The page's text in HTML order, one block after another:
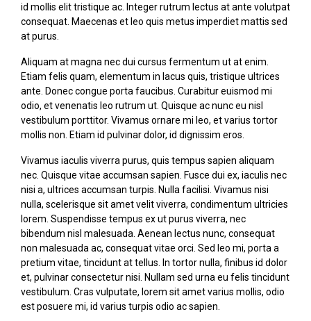
id mollis elit tristique ac. Integer rutrum lectus at ante volutpat
consequat. Maecenas et leo quis metus imperdiet mattis sed
at purus.
Aliquam at magna nec dui cursus fermentum ut at enim.
Etiam felis quam, elementum in lacus quis, tristique ultrices
ante. Donec congue porta faucibus. Curabitur euismod mi
odio, et venenatis leo rutrum ut. Quisque ac nunc eu nisl
vestibulum porttitor. Vivamus ornare mi leo, et varius tortor
mollis non. Etiam id pulvinar dolor, id dignissim eros.
Vivamus iaculis viverra purus, quis tempus sapien aliquam
nec. Quisque vitae accumsan sapien. Fusce dui ex, iaculis nec
nisi a, ultrices accumsan turpis. Nulla facilisi. Vivamus nisi
nulla, scelerisque sit amet velit viverra, condimentum ultricies
lorem. Suspendisse tempus ex ut purus viverra, nec
bibendum nisl malesuada. Aenean lectus nunc, consequat
non malesuada ac, consequat vitae orci. Sed leo mi, porta a
pretium vitae, tincidunt at tellus. In tortor nulla, finibus id dolor
et, pulvinar consectetur nisi. Nullam sed urna eu felis tincidunt
vestibulum. Cras vulputate, lorem sit amet varius mollis, odio
est posuere mi, id varius turpis odio ac sapien.